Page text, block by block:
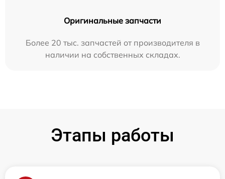
Оригинальные запчасти
Более 20 тыс. запчастей от производителя в
наличии на собственных складах.
Этапы работы